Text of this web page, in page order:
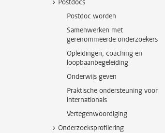
Postdocs
Postdoc worden
Samenwerken met
gerenommeerde onderzoekers
Opleidingen, coaching en
loopbaanbegeleiding
Onderwijs geven
Praktische ondersteuning voor
internationals
Vertegenwoordiging
Onderzoeksprofilering